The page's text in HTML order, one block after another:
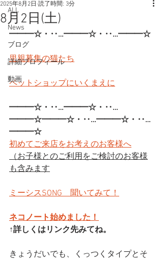
ALL
News
ブログ
詳細プロフィール
動画
8月2日(土)
2025年8月2日 読了時間: 3分
━━━☆・‥…━━━☆・‥…━━━☆
里親募集の猫たち
ペットショップにいくまえに
━━━☆・‥…━━━☆・‥…
━━━☆━━━☆・‥…━━━☆・‥…
━━━☆
初めてご来店をお考えのお客様へ
（お子様とのご利用をご検討のお客様
も含みます
ミーシスSONG　聞いてみて！
ネコノート始めました！
↑詳しくはリンク先みてね。
きょうだいでも、くっつくタイプとそ